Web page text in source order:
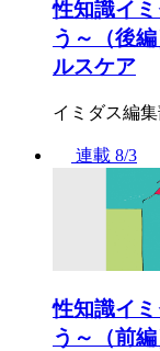
性知識イ
う～（後
ルスケア
イミダス編
連載 8/3
性知識イ
う～（前